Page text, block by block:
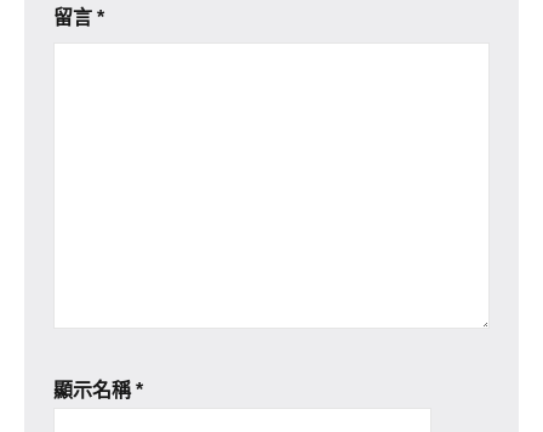
留言 *
顯示名稱*